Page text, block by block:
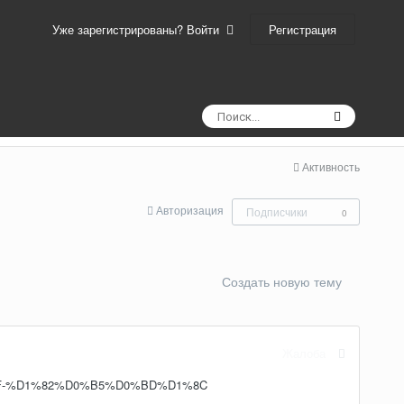
Уже зарегистрированы? Войти Регистрация
Активность
Авторизация Подписчики 0
Создать новую тему